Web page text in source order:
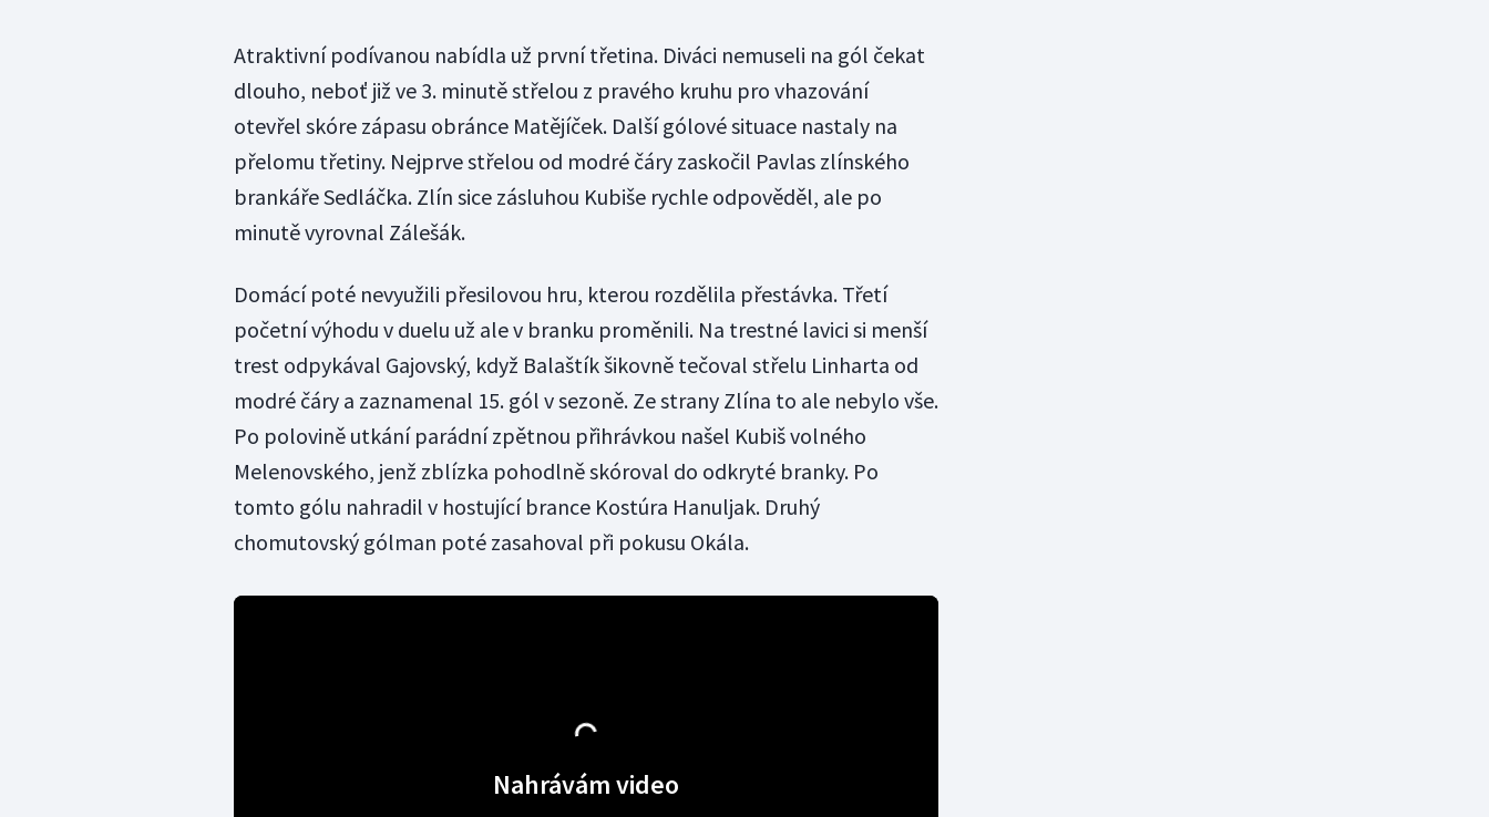
Atraktivní podívanou nabídla už první třetina. Diváci nemuseli na gól čekat
dlouho, neboť již ve 3. minutě střelou z pravého kruhu pro vhazování
otevřel skóre zápasu obránce Matějíček. Další gólové situace nastaly na
přelomu třetiny. Nejprve střelou od modré čáry zaskočil Pavlas zlínského
brankáře Sedláčka. Zlín sice zásluhou Kubiše rychle odpověděl, ale po
minutě vyrovnal Zálešák.
Domácí poté nevyužili přesilovou hru, kterou rozdělila přestávka. Třetí
početní výhodu v duelu už ale v branku proměnili. Na trestné lavici si menší
trest odpykával Gajovský, když Balaštík šikovně tečoval střelu Linharta od
modré čáry a zaznamenal 15. gól v sezoně. Ze strany Zlína to ale nebylo vše.
Po polovině utkání parádní zpětnou přihrávkou našel Kubiš volného
Melenovského, jenž zblízka pohodlně skóroval do odkryté branky. Po
tomto gólu nahradil v hostující brance Kostúra Hanuljak. Druhý
chomutovský gólman poté zasahoval při pokusu Okála.
Nahrávám video